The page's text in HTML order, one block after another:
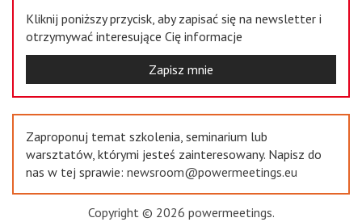
Kliknij poniższy przycisk, aby zapisać się na newsletter i
otrzymywać interesujące Cię informacje
Zapisz mnie
Zaproponuj temat szkolenia, seminarium lub
warsztatów, którymi jesteś zainteresowany. Napisz do
nas w tej sprawie: newsroom@powermeetings.eu
Copyright © 2026 powermeetings.